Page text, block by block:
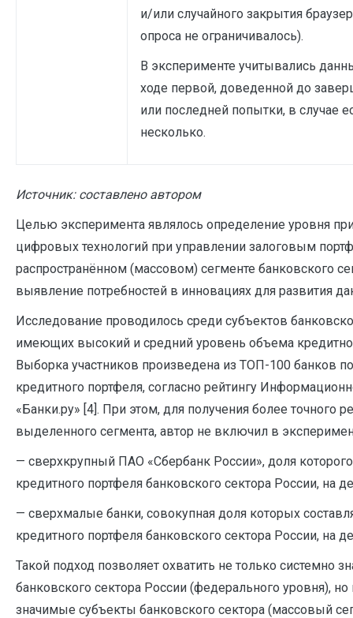
и/или случайного закрытия
опроса не ограничивалось).
В эксперименте учитывались
ходе первой, доведенной до
или последней попытки, в случае
несколько.
Источник: составлено автором
Целью эксперимента являлось определение уровня
цифровых технологий при управлении залоговым
распространённом (массовом) сегменте банковского
выявление потребностей в инновациях для развития
Исследование проводилось среди субъектов
имеющих высокий и средний уровень объема
Выборка участников произведена из ТОП-100 банков
кредитного портфеля, согласно рейтингу
«Банки.ру» [4]. При этом, для получения более точного
выделенного сегмента, автор не включил в
— сверхкрупный ПАО «Сбербанк России», доля которого
кредитного портфеля банковского сектора России, на
— сверхмалые банки, совокупная доля которых
кредитного портфеля банковского сектора России, на
Такой подход позволяет охватить не только системно
банковского сектора России (федерального уровня), но
значимые субъекты банковского сектора (массовый